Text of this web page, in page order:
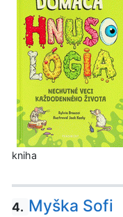
kniha
4. Myška Sofi